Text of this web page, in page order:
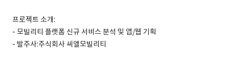
프로젝트 소개:
- 모빌리티 플랫폼 신규 서비스 분석 및 앱/웹 기획
- 발주사:주식회사 씨엘모빌리티